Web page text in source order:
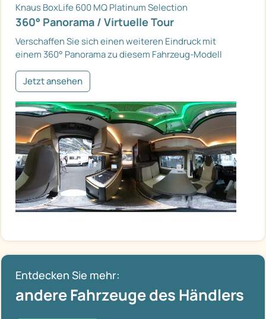
Knaus BoxLife 600 MQ Platinum Selection
360° Panorama / Virtuelle Tour
Verschaffen Sie sich einen weiteren Eindruck mit
einem 360° Panorama zu diesem Fahrzeug-Modell
Jetzt ansehen
Entdecken Sie mehr:
andere Fahrzeuge des Händlers